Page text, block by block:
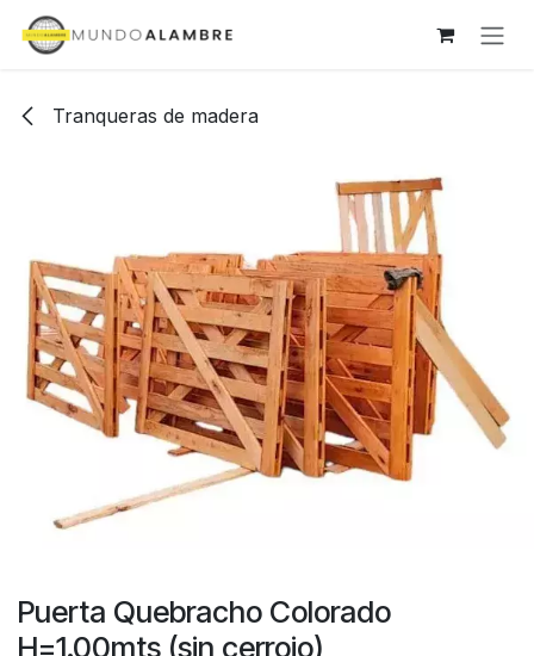
Ir al contenido
Tranqueras de madera
Puerta Quebracho Colorado
H=1.00mts (sin cerrojo)